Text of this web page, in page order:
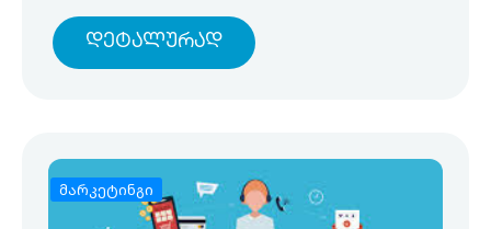
Დეტალურად
მარკეტინგი